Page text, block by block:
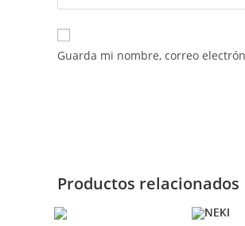
Guarda mi nombre, correo
Productos relacionados